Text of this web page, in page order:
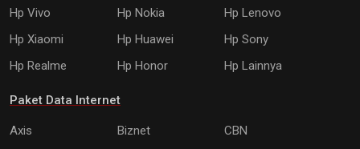
Hp Vivo
Hp Nokia
Hp Lenovo
Hp Xiaomi
Hp Huawei
Hp Sony
Hp Realme
Hp Honor Hp Lainnya
Paket Data Internet
Axis Biznet
CBN